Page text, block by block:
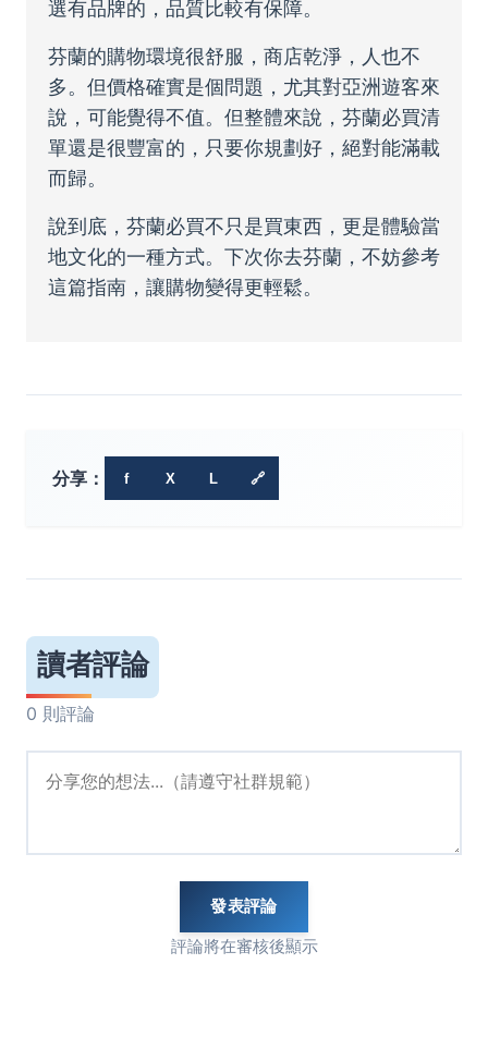
選有品牌的，品質比較有保障。
芬蘭的購物環境很舒服，商店乾淨，人也不
多。但價格確實是個問題，尤其對亞洲遊客來
說，可能覺得不值。但整體來說，芬蘭必買清
單還是很豐富的，只要你規劃好，絕對能滿載
而歸。
說到底，芬蘭必買不只是買東西，更是體驗當
地文化的一種方式。下次你去芬蘭，不妨參考
這篇指南，讓購物變得更輕鬆。
分享： f X L 🔗
讀者評論
0 則評論
發表評論
評論將在審核後顯示